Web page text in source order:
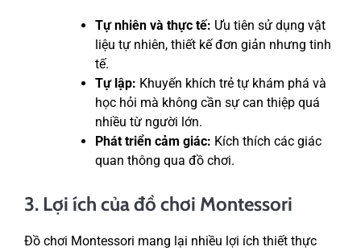
Tự nhiên và thực tế: Ưu tiên sử dụng vật
liệu tự nhiên, thiết kế đơn giản nhưng tinh
tế.
Tự lập: Khuyến khích trẻ tự khám phá và
học hỏi mà không cần sự can thiệp quá
nhiều từ người lớn.
Phát triển cảm giác: Kích thích các giác
quan thông qua đồ chơi.
3. Lợi ích của đồ chơi Montessori
Đồ chơi Montessori mang lại nhiều lợi ích thiết thực